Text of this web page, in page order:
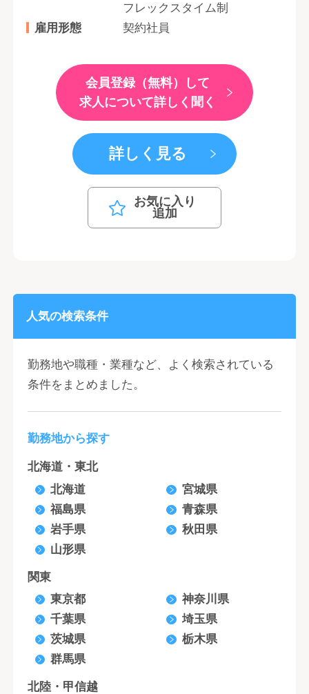
フレックスタイム制
雇用形態
契約社員
会員登録（無料）して
求人について詳しく聞く
詳しく見る
お気に入り
追加
人気の検索条件
勤務地や職種・業種など、よく検索されている
条件をまとめました。
勤務地から探す
北海道・東北
北海道
宮城県
福島県
青森県
岩手県
秋田県
山形県
関東
東京都
神奈川県
千葉県
埼玉県
茨城県
栃木県
群馬県
北陸・甲信越